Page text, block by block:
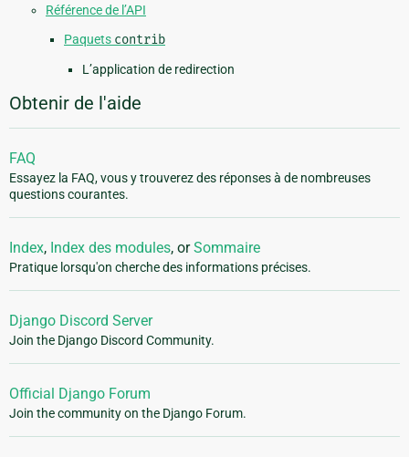
Référence de l’API
Paquets contrib
L’application de redirection
Obtenir de l'aide
FAQ
Essayez la FAQ, vous y trouverez des réponses à de nombreuses
questions courantes.
Index, Index des modules, orSommaire
Pratique lorsqu'on cherche des informations précises.
Django Discord Server
Join the Django Discord Community.
Official Django Forum
Join the community on the Django Forum.